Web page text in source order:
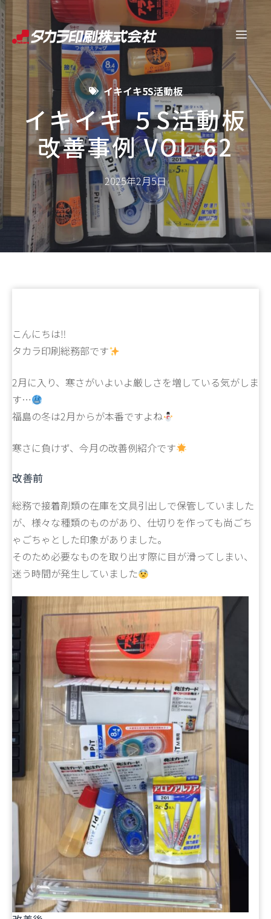
コ
ン
テ
ン
ツ
へ
ス
キ
ッ
プ
メ
ュ
ー
イキイキ5S活動板
イキイキ ５S活動板
改善事例 VOL.62
2025年2月5日
こんにちは‼
タカラ印刷総務部です
2月に入り、寒さがいよいよ厳しさを増している気がしま
す…
福島の冬は2月からが本番ですよね
寒さに負けず、今月の改善例紹介です
改善前
総務で接着剤類の在庫を文具引出しで保管していました
が、様々な種類のものがあり、仕切りを作っても尚ごち
ゃごちゃとした印象がありました。
そのため必要なものを取り出す際に目が滑ってしまい、
迷う時間が発生していました